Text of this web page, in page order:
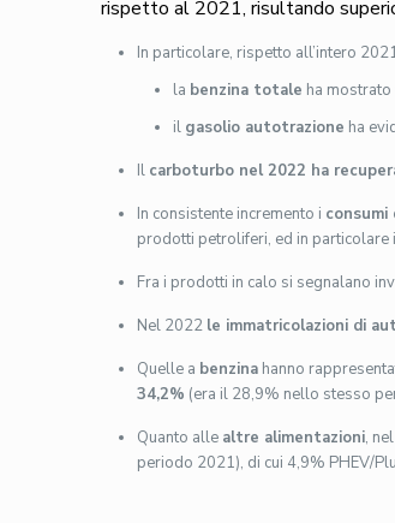
rispetto al 2021, risultando
In particolare, rispetto all’intero
la benzina totale ha mostrato
il gasolio autotrazione ha
Il carboturbo nel 2022 ha
In consistente incremento i consumi
prodotti petroliferi, ed in particolare
Fra i prodotti in calo si segnalano
Nel 2022 le immatricolazioni di
Quelle a benzina hanno
34,2% (era il 28,9% nello stesso
Quanto alle altre alimentazioni,
periodo 2021), di cui 4,9% PHEV/